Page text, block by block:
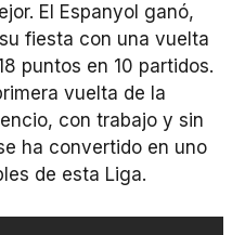
El Espanyol ganó,
fiesta con una vuelta
puntos en 10 partidos.
vuelta de la
con trabajo y sin
ha convertido en uno
de esta Liga.